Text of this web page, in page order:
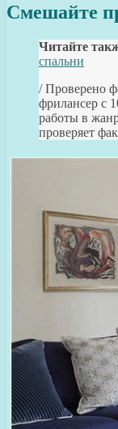
Смешайте
Читайте
спальни
/ Проверено
фрилансер с
работы в
проверяет